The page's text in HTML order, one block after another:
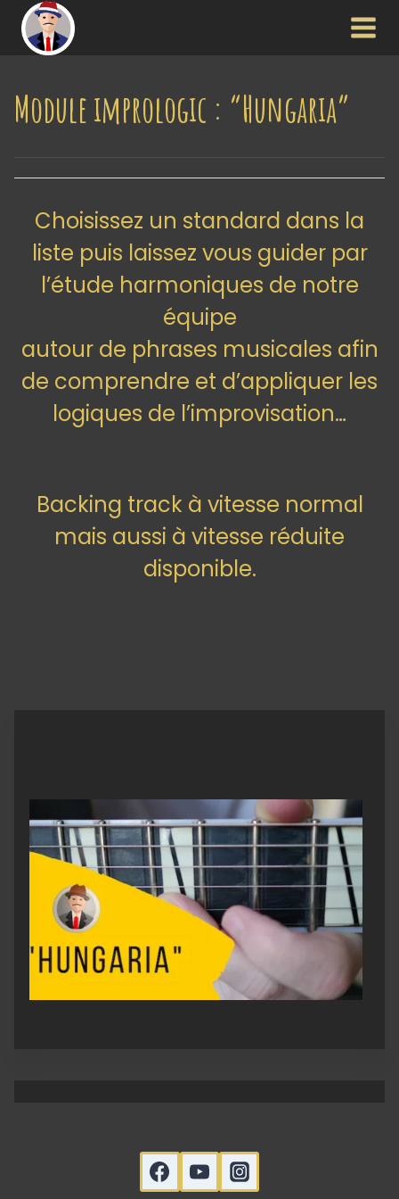
Aller
contenu
Module imprologic : “Hungaria”
Choisissez un standard dans la
liste puis laissez vous guider par
l’étude harmoniques de notre
équipe
autour de phrases musicales afin
de comprendre et d’appliquer les
logiques de l’improvisation…
Backing track à vitesse normal
mais aussi à vitesse réduite
disponible.